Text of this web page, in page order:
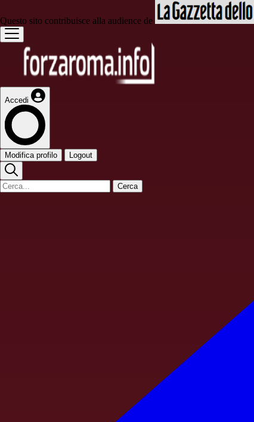
Questo sito contribuisce alla audience de
Accedi
Modifica profilo Logout
Cerca